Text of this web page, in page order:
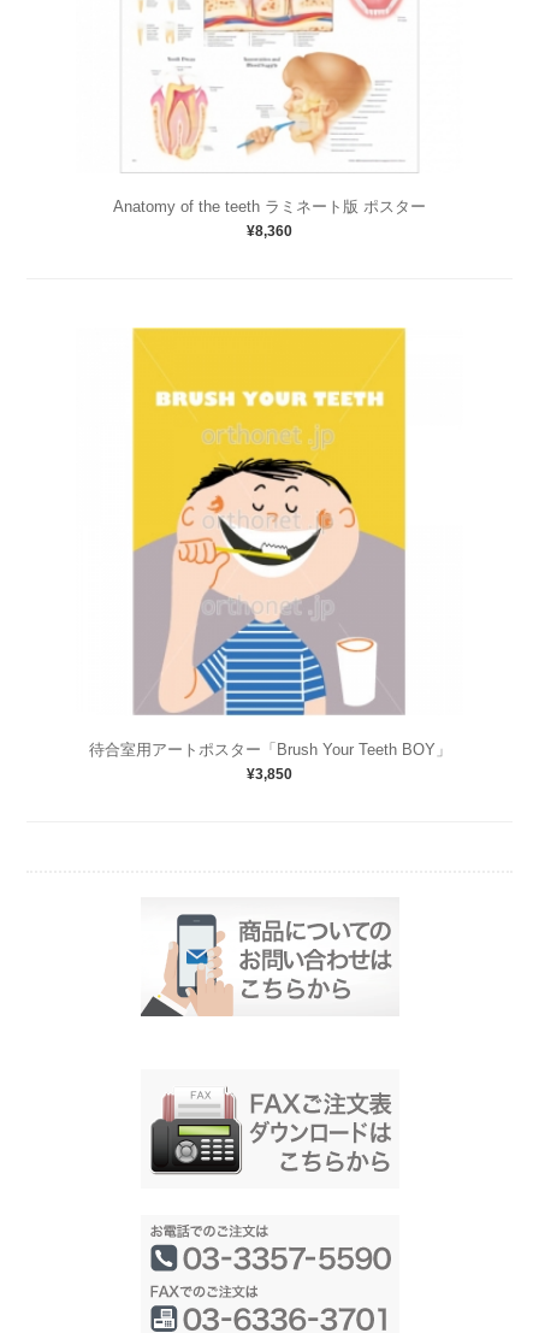
Anatomy of the teeth ラミネート版 ポスター
¥8,360
待合室用アートポスター「Brush Your Teeth BOY」
¥3,850